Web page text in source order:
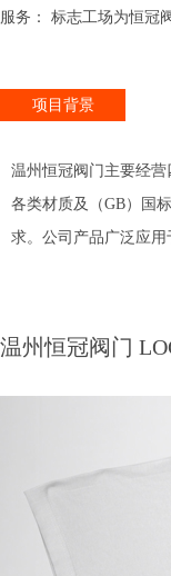
服务： 标志工场为恒冠
项目背景
温州恒冠阀门主要经
各类材质及（GB）国
求。公司产品广泛应
温州恒冠阀门